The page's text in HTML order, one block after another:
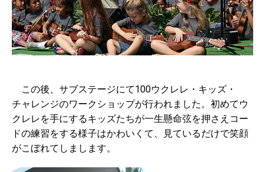
この後、サブステージにて100ウクレレ・キッズ・
チャレンジのワークショップが行われました。初めてウ
クレレを手にするキッズたちが一生懸命弦を押さえコー
ドの練習をする様子はかわいくて、見ているだけで笑顔
がこぼれてしまします。